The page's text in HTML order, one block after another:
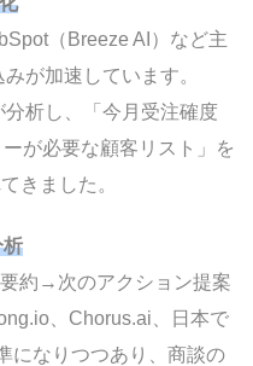
（Breeze AI）など主
が加速しています。
析し、「今月受注確度
が必要な顧客リスト」を
きました。
析
約→次のアクション提案
、Chorus.ai、日本で
になりつつあり、商談の